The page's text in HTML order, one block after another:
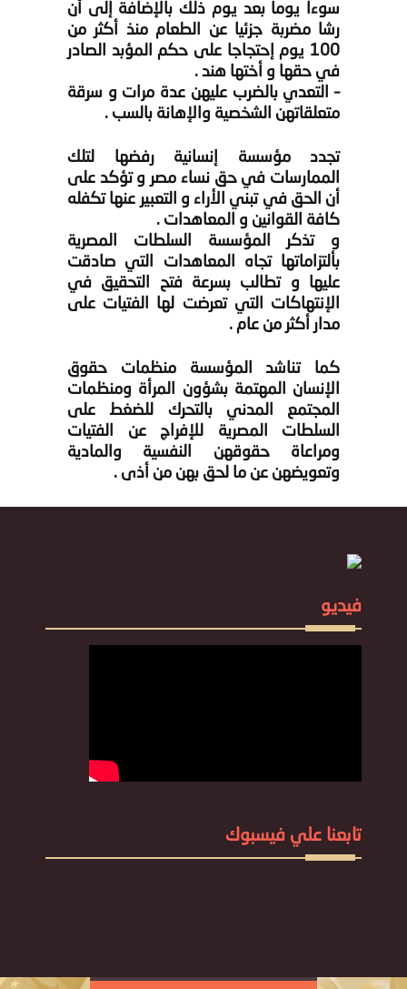
سوءا يوما بعد يوم ذلك بالإضافة إلى أن
رشا مضربة جزئيا عن الطعام منذ أكثر من
100 يوم إحتجاجا على حكم المؤبد الصادر
في حقها و أختها هند .
– التعدي بالضرب عليهن عدة مرات و سرقة
متعلقاتهن الشخصية والإهانة بالسب .
تجدد مؤسسة إنسانية رفضها لتلك
الممارسات في حق نساء مصر و تؤكد على
أن الحق في تبني الأراء و التعبير عنها تكفله
كافة القوانين و المعاهدات .
و تذكر المؤسسة السلطات المصرية
بألتزاماتها تجاه المعاهدات التي صادقت
عليها و تطالب بسرعة فتح التحقيق في
الإنتهاكات التي تعرضت لها الفتيات على
مدار أكثر من عام .
كما تناشد المؤسسة منظمات حقوق
الإنسان المهتمة بشؤون المرأة ومنظمات
المجتمع المدني بالتحرك للضغط على
السلطات المصرية للإفراج عن الفتيات
ومراعاة حقوقهن النفسية والمادية
وتعويضهن عن ما لحق بهن من أذى .
فيديو
تابعنا علي فيسبوك